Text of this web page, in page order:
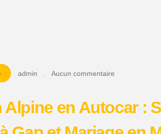
admin Aucun commentaire
Alpine en Autocar :